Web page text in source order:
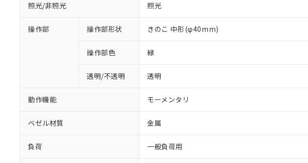
照光/非照光 照光
操作部 操作部形状 きのこ 中形(φ40mm)
操作部色 緑
透明/不透明 透明
動作機能 モーメンタリ
ベゼル材質 金属
負荷 一般負荷用